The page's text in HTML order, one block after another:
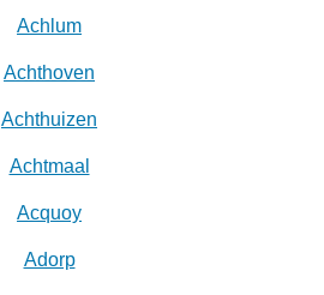
Achlum
Achthoven
Achthuizen
Achtmaal
Acquoy
Adorp